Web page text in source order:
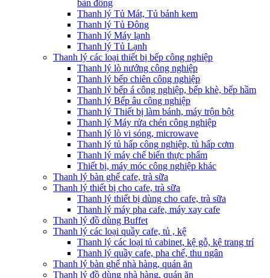
bàn đông
Thanh lý Tủ Mát, Tủ bánh kem
Thanh lý Tủ Đông
Thanh lý Máy lạnh
Thanh lý Tủ Lạnh
Thanh lý các loại thiết bị bếp công nghiệp
Thanh lý lò nướng công nghiệp
Thanh lý bếp chiên công nghiệp
Thanh lý bếp á công nghiệp, bếp khè, bếp hầm
Thanh lý Bếp âu công nghiệp
Thanh lý Thiết bị làm bánh, máy trộn bột
Thanh lý Máy rửa chén công nghiệp
Thanh lý lò vi sóng, microwave
Thanh lý tủ hấp công nghiệp, tủ hấp cơm
Thanh lý máy chế biến thực phẩm
Thiết bị, máy móc công nghiệp khác
Thanh lý bàn ghế cafe, trà sữa
Thanh lý thiết bị cho cafe, trà sữa
Thanh lý thiết bị dùng cho cafe, trà sữa
Thanh lý máy pha cafe, máy xay cafe
Thanh lý đồ dùng Buffet
Thanh lý các loại quầy cafe, tủ , kệ
Thanh lý các loại tủ cabinet, kệ gỗ, kệ trang trí
Thanh lý quầy cafe, pha chế, thu ngân
Thanh lý bàn ghế nhà hàng, quán ăn
Thanh lý đồ dùng nhà hàng, quán ăn